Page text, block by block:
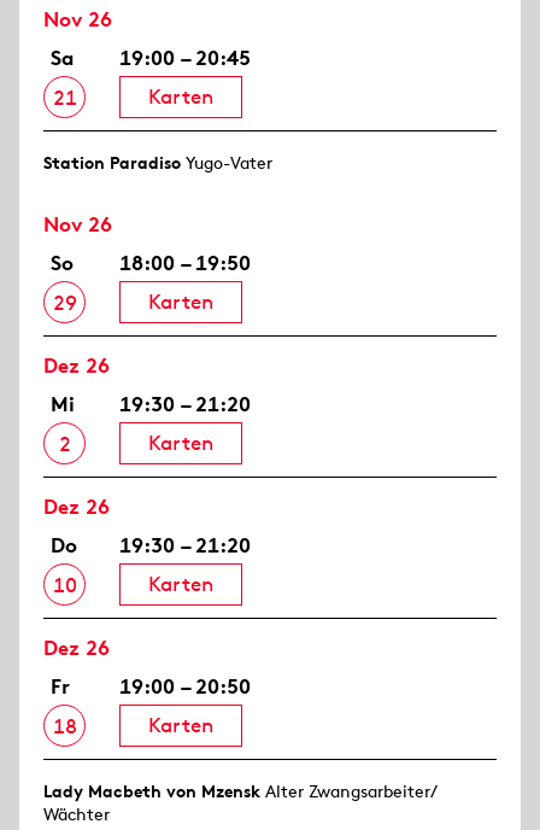
Nov 26
Sa
21
19:00 – 20:45
Karten
Station Paradiso Yugo-Vater
Nov 26
So
29
18:00 – 19:50
Karten
Dez 26
Mi
2
19:30 – 21:20
Karten
Dez 26
Do
10
19:30 – 21:20
Karten
Dez 26
Fr
18
19:00 – 20:50
Karten
Lady Macbeth von Mzensk Alter Zwangsarbeiter/
Wächter